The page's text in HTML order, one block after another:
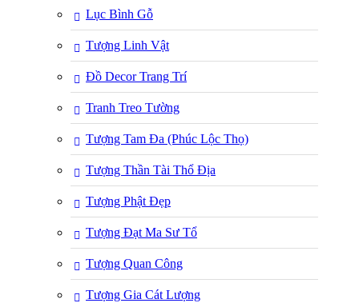
Lục Bình Gỗ
Tượng Linh Vật
Đồ Decor Trang Trí
Tranh Treo Tường
Tượng Tam Đa (Phúc Lộc Thọ)
Tượng Thần Tài Thổ Địa
Tượng Phật Đẹp
Tượng Đạt Ma Sư Tổ
Tượng Quan Công
Tượng Gia Cát Lượng